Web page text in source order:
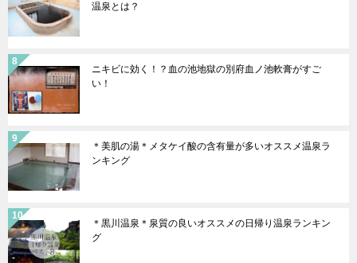
温泉とは？
ニキビに効く！？血の池地獄の別府血ノ池軟膏がすご
い！
＊美肌の湯＊メタケイ酸の含有量が多いオススメ温泉ラ
ンキング
＊黒川温泉＊泉質の良いオススメの日帰り温泉ランキン
グ